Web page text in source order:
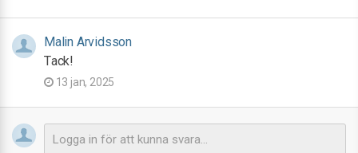
Malin Arvidsson
Tack!
13 jan, 2025